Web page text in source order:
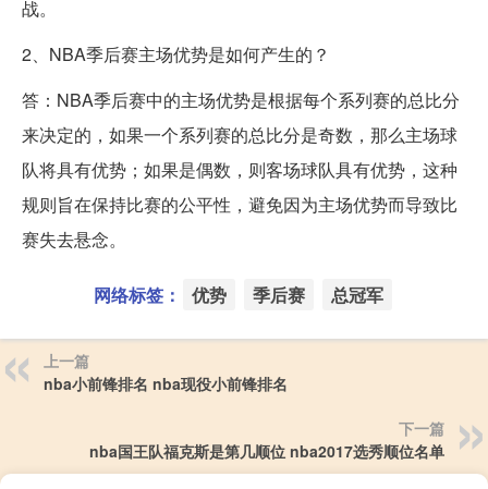
战。
2、NBA季后赛主场优势是如何产生的？
答：NBA季后赛中的主场优势是根据每个系列赛的总比分
来决定的，如果一个系列赛的总比分是奇数，那么主场球
队将具有优势；如果是偶数，则客场球队具有优势，这种
规则旨在保持比赛的公平性，避免因为主场优势而导致比
赛失去悬念。
网络标签： 优势 季后赛 总冠军
上一篇
nba小前锋排名 nba现役小前锋排名
下一篇
nba国王队福克斯是第几顺位 nba2017选秀顺位名单